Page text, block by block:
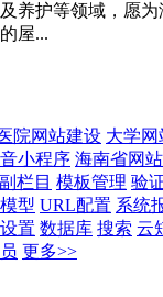
养护等领域，愿
屋...
院网站建设 大学
小程序 海南省网
副栏目 模板管理 验
型 URL配置 系统
置 数据库 搜索 云
更多>>